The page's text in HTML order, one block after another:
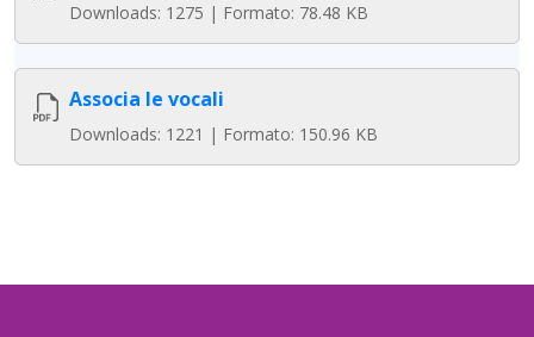
Downloads: 1275 | Formato: 78.48 KB
Associa le vocali
Downloads: 1221 | Formato: 150.96 KB